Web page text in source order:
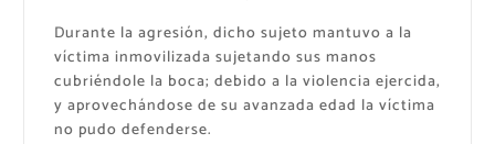
Durante la agresión, dicho sujeto mantuvo a la
víctima inmovilizada sujetando sus manos
cubriéndole la boca; debido a la violencia ejercida,
y aprovechándose de su avanzada edad la víctima
no pudo defenderse.